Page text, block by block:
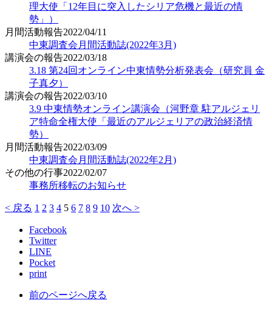
理大使「12年目に突入したシリア危機と最近の情
勢」）
月間活動報告2022/04/11
中東調査会月間活動誌(2022年3月)
講演会の報告2022/03/18
3.18 第24回オンライン中東情勢分析発表会（研究員 金
子真夕）
講演会の報告2022/03/10
3.9 中東情勢オンライン講演会（河野章 駐アルジェリ
ア特命全権大使「最近のアルジェリアの政治経済情
勢）
月間活動報告2022/03/09
中東調査会月間活動誌(2022年2月)
その他の行事2022/02/07
事務所移転のお知らせ
< 戻る 1 2 3 4 5 6 7 8 9 10 次へ >
Facebook
Twitter
LINE
Pocket
print
前のページへ戻る